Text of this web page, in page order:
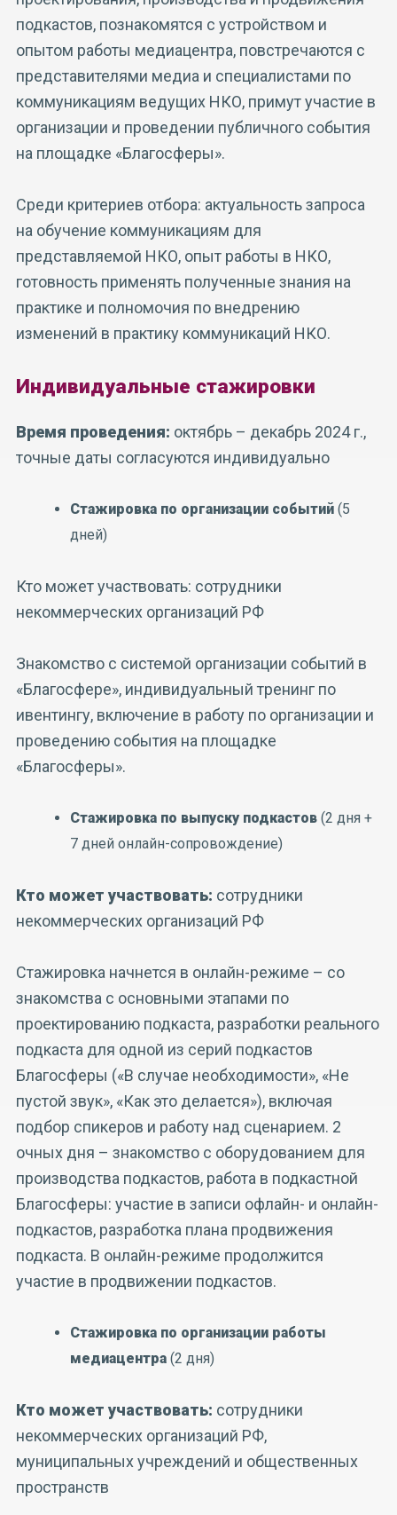
подкастов, познакомятся с устройством и
опытом работы медиацентра, повстречаются с
представителями медиа и специалистами по
коммуникациям ведущих НКО, примут участие в
организации и проведении публичного события
на площадке «Благосферы».
Среди критериев отбора: актуальность запроса
на обучение коммуникациям для
представляемой НКО, опыт работы в НКО,
готовность применять полученные знания на
практике и полномочия по внедрению
изменений в практику коммуникаций НКО.
Индивидуальные стажировки
Время проведения: октябрь – декабрь 2024 г.,
точные даты согласуются индивидуально
Стажировка по организации событий(5
дней)
Кто может участвовать: сотрудники
некоммерческих организаций РФ
Знакомство с системой организации событий в
«Благосфере», индивидуальный тренинг по
ивентингу, включение в работу по организации и
проведению события на площадке
«Благосферы».
Стажировка по выпуску подкастов(2 дня +
7 дней онлайн-сопровождение)
Кто может участвовать: сотрудники
некоммерческих организаций РФ
Стажировка начнется в онлайн-режиме – со
знакомства с основными этапами по
проектированию подкаста, разработки реального
подкаста для одной из серий подкастов
Благосферы («В случае необходимости», «Не
пустой звук», «Как это делается»), включая
подбор спикеров и работу над сценарием. 2
очных дня – знакомство с оборудованием для
производства подкастов, работа в подкастной
Благосферы: участие в записи офлайн- и онлайн-
подкастов, разработка плана продвижения
подкаста. В онлайн-режиме продолжится
участие в продвижении подкастов.
Стажировка по организации работы
медиацентра (2 дня)
Кто может участвовать: сотрудники
некоммерческих организаций РФ,
муниципальных учреждений и общественных
пространств